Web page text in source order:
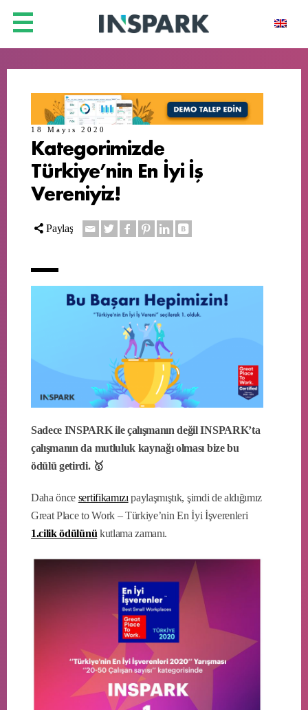
18 Mayıs 2020
Kategorimizde
Türkiye’nin En İyi İş
Vereniyiz!
Paylaş
Sadece INSPARK ile çalışmanın değil INSPARK’ta
çalışmanın da mutluluk kaynağı olması bize bu
ödülü getirdi. 🥇
Daha önce sertifikamızı paylaşmıştık, şimdi de aldığımız
Great Place to Work – Türkiye’nin En İyi İşverenleri
1.cilik ödülünü kutlama zamanı.